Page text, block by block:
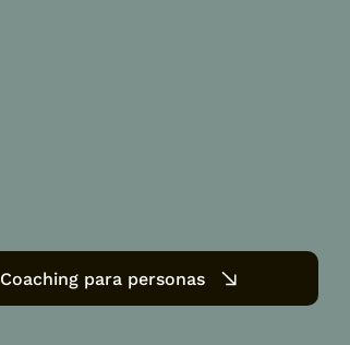
Coaching para personas